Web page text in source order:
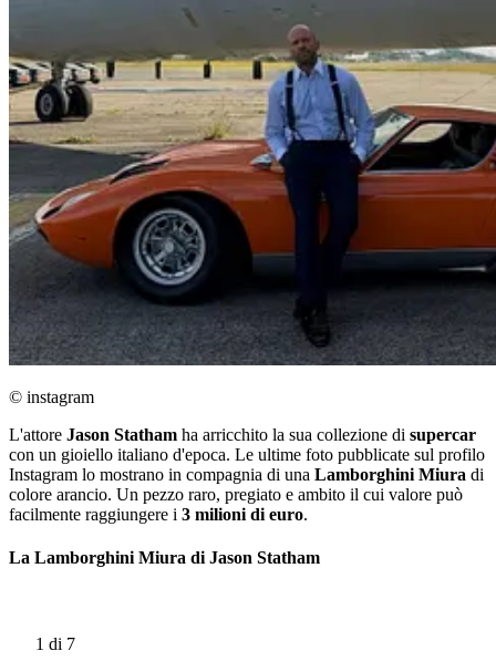
© instagram
L'attore Jason Statham ha arricchito la sua collezione di supercar
con un gioiello italiano d'epoca. Le ultime foto pubblicate sul profilo
Instagram lo mostrano in compagnia di una Lamborghini Miura di
colore arancio. Un pezzo raro, pregiato e ambito il cui valore può
facilmente raggiungere i 3 milioni di euro.
La Lamborghini Miura di Jason Statham
1 di 7